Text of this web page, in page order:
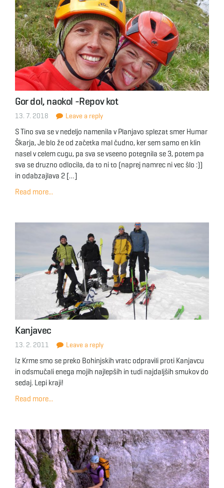
Gor dol, naokol -Repov kot
13. 7. 2018 Leave a reply
S Tino sva se v nedeljo namenila v Planjavo splezat smer Humar
Škarja, Je blo že od začetka mal čudno, ker sem samo en klin
nasel v celem cugu, pa sva se vseeno potegnila se 3, potem pa
sva se druzno odlocila, da to ni to (naprej namrec ni vec šlo :))
in odabzajlava 2 […]
Read more...
Kanjavec
13. 2. 2011 Leave a reply
Iz Krme smo se preko Bohinjskih vratc odpravili proti Kanjavcu
in odsmučali enega mojih najlepših in tudi najdaljših smukov do
sedaj. Lepi kraji!
Read more...